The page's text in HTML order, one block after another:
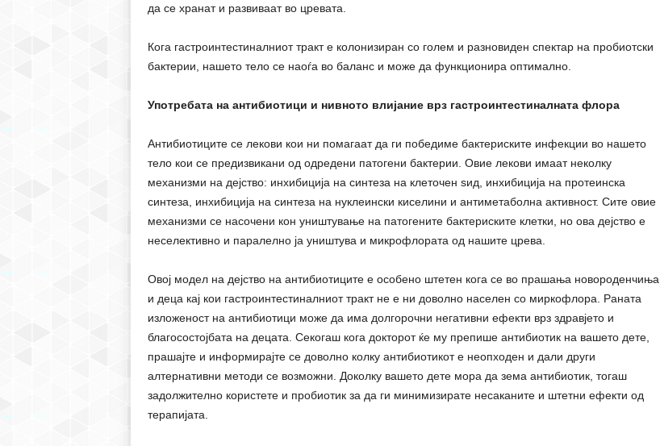
да се хранат и развиваат во цревата.
Кога гастроинтестиналниот тракт е колонизиран со голем и разновиден спектар на пробиотски
бактерии, нашето тело се наоѓа во баланс и може да функционира оптимално.
Употребата на антибиотици и нивното влијание врз гастроинтестиналната флора
Антибиотиците се лекови кои ни помагаат да ги победиме бактериските инфекции во нашето
тело кои се предизвикани од одредени патогени бактерии. Овие лекови имаат неколку
механизми на дејство: инхибиција на синтеза на клеточен ѕид, инхибиција на протеинска
синтеза, инхибиција на синтеза на нуклеински киселини и антиметаболна активност. Сите овие
механизми се насочени кон уништување на патогените бактериските клетки, но ова дејство е
неселективно и паралелно ја уништува и микрофлората од нашите црева.
Овој модел на дејство на антибиотиците е особено штетен кога се во прашања новороденчиња
и деца кај кои гастроинтестиналниот тракт не е ни доволно населен со миркофлора. Раната
изложеност на антибиотици може да има долгорочни негативни ефекти врз здравјето и
благосостојбата на децата. Секогаш кога докторот ќе му препише антибиотик на вашето дете,
прашајте и информирајте се доволно колку антибиотикот е неопходен и дали други
алтернативни методи се возможни. Доколку вашето дете мора да зема антибиотик, тогаш
задолжително користете и пробиотик за да ги минимизирате несаканите и штетни ефекти од
терапијата.